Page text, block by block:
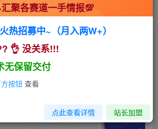
💥实战拆解 正文
袭！平台红利期，值得把握！！
汇聚各赛道一手情报💯
热招募中~（月入两W+）
👌 没关系!!!
无保留交付
按钮 查看
点此查看详情 站长加盟